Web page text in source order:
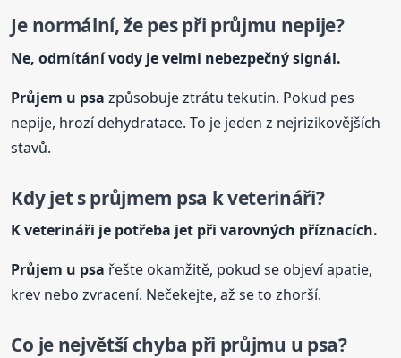
Je normální, že pes při průjmu nepije?
Ne, odmítání vody je velmi nebezpečný signál.
Průjem u psa způsobuje ztrátu tekutin. Pokud pes
nepije, hrozí dehydratace. To je jeden z nejrizikovějších
stavů.
Kdy jet s průjmem psa k veterináři?
K veterináři je potřeba jet při varovných příznacích.
Průjem u psa řešte okamžitě, pokud se objeví apatie,
krev nebo zvracení. Nečekejte, až se to zhorší.
Co je největší chyba při průjmu u psa?